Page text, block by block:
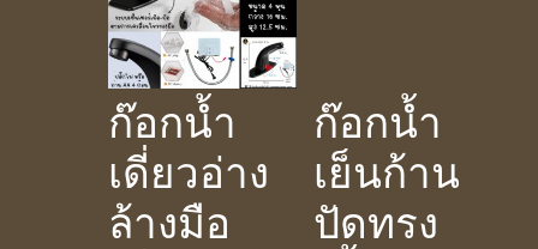
ก๊อกน้ำ
เดี่ยวอ่าง
ล้างมือ
ก๊อกน้ำ
เย็นก้าน
ปัดทรง